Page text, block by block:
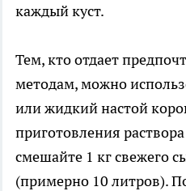
каждый куст.
Тем, кто отдает
методам, можно
или жидкий настой
приготовления
смешайте 1 кг свежего
(примерно 10 литров).